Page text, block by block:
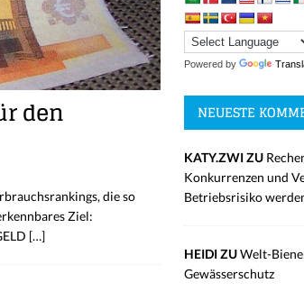
den
die so
Ziel:
[…]
Powered by
NEUESTE
KATY.ZWI ZU
Konkurrenzen und
Betriebsrisiko
HEIDI ZUWelt-
Gewässerschutz